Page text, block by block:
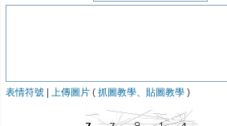
表情符號 上傳圖片 ( 抓圖教學、 貼圖教學 )